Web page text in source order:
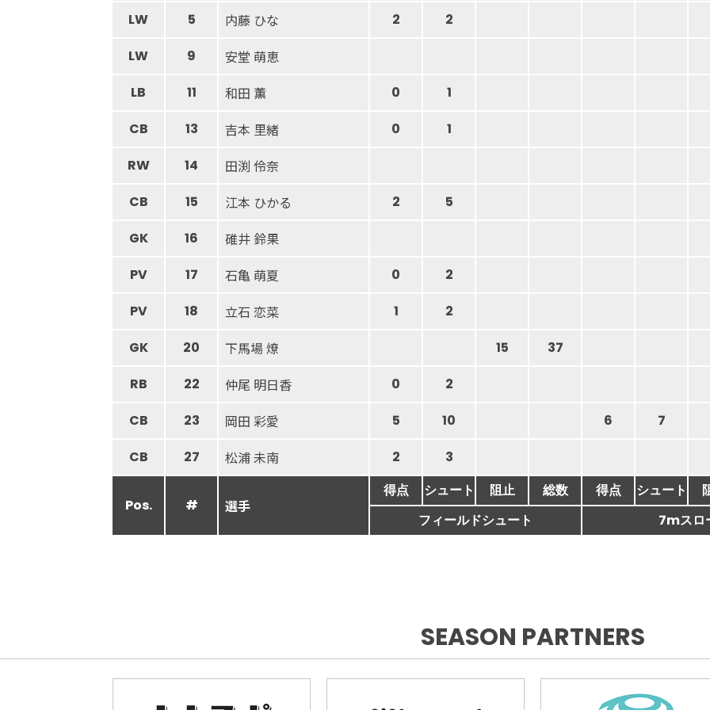
LW
5 内藤 ひな 2
2
LW
9 安堂 萌恵
LB 11 和田 薫 0 1
CB
13 吉本 里緒 0
1
RW
14 田渕 伶奈
CB 15 江本 ひかる 2
5
GK
16 碓井 鈴果
PV 17 石亀 萌夏 0 2
PV
18 立石 恋菜 1
2
GK
20 下馬場 燎 15 37
RB
22 仲尾 明日香 0
2
CB
23 岡田 彩愛 5 10 6
7
CB
27 松浦 未南 2 3
Pos. # 選手
得点 シュート 阻止 総数 得点 シュート
フィールドシュート
7mスロ
SEASON PARTNERS